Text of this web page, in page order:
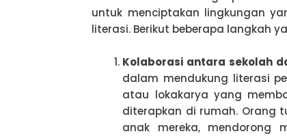
untuk menciptakan lingkungan
literasi. Berikut beberapa langkah
Kolaborasi antara sekolah
dalam mendukung literasi
atau lokakarya yang
diterapkan di rumah. Orang
anak mereka, mendorong